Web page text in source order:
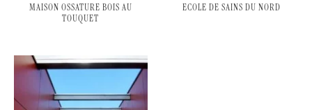
MAISON OSSATURE BOIS AU
TOUQUET
ECOLE DE SAINS DU NORD